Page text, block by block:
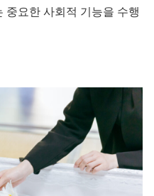
중요한 사회적 기능을 수행